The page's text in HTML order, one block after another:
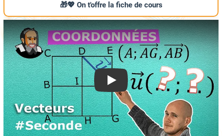
🎁💖 On t'offre la fiche de cours